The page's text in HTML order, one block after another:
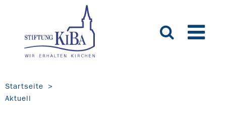
Startseite
Aktuell